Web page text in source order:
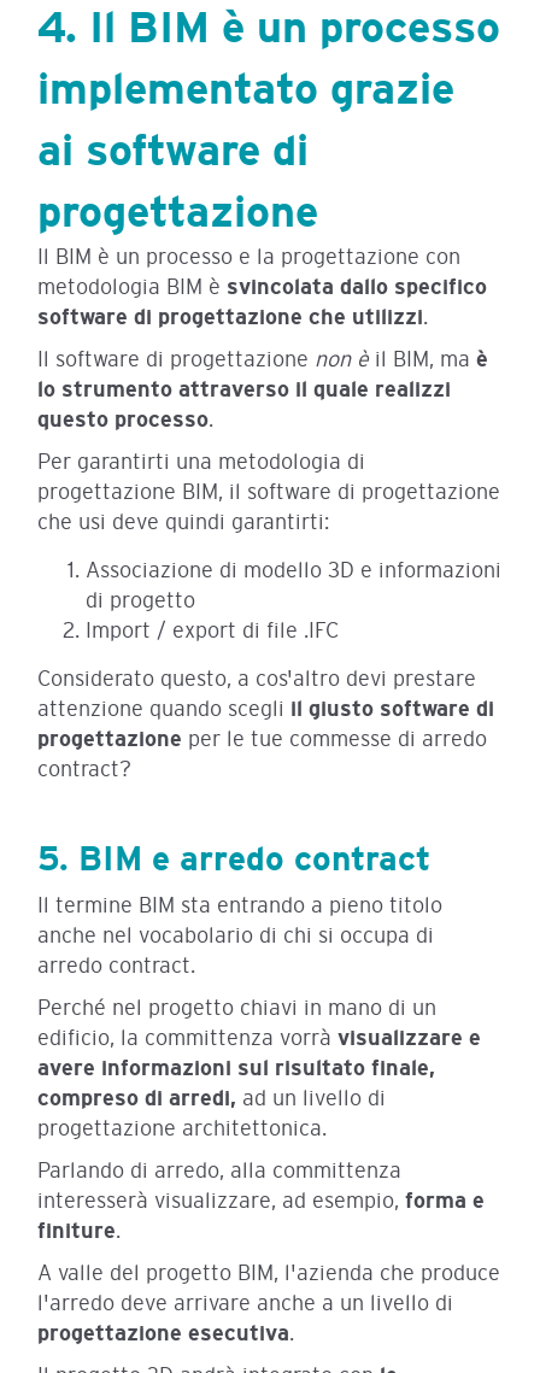
4. Il BIM è un processo
implementato grazie
ai software di
progettazione
Il BIM è un processo e la progettazione con
metodologia BIM è svincolata dallo specifico
software di progettazione che utilizzi.
Il software di progettazione non èil BIM, maè
lo strumento attraverso il quale realizzi
questo processo.
Per garantirti una metodologia di
progettazione BIM, il software di progettazione
che usi deve quindi garantirti:
Associazione di modello 3D e informazioni
di progetto
Import / export di file .IFC
Considerato questo, a cos'altro devi prestare
attenzione quando scegli il giusto software di
progettazione per le tue commesse di arredo
contract?
5. BIM e arredo contract
Il termine BIM sta entrando a pieno titolo
anche nel vocabolario di chi si occupa di
arredo contract.
Perché nel progetto chiavi in mano di un
edificio, la committenza vorràvisualizzare e
avere informazioni sul risultato finale,
compreso di arredi, ad un livello di
progettazione architettonica.
Parlando di arredo, alla committenza
interesserà visualizzare, ad esempio,forma e
finiture.
A valle del progetto BIM, l'azienda che produce
l'arredo deve arrivare anche a un livello di
progettazione esecutiva.